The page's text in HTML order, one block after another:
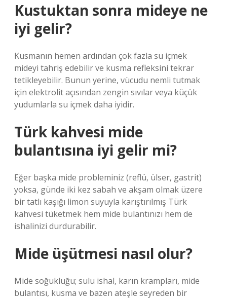
Kustuktan sonra mideye ne
iyi gelir?
Kusmanın hemen ardından çok fazla su içmek
mideyi tahriş edebilir ve kusma refleksini tekrar
tetikleyebilir. Bunun yerine, vücudu nemli tutmak
için elektrolit açısından zengin sıvılar veya küçük
yudumlarla su içmek daha iyidir.
Türk kahvesi mide
bulantısına iyi gelir mi?
Eğer başka mide probleminiz (reflü, ülser, gastrit)
yoksa, günde iki kez sabah ve akşam olmak üzere
bir tatlı kaşığı limon suyuyla karıştırılmış Türk
kahvesi tüketmek hem mide bulantınızı hem de
ishalinizi durdurabilir.
Mide üşütmesi nasıl olur?
Mide soğukluğu; sulu ishal, karın krampları, mide
bulantısı, kusma ve bazen ateşle seyreden bir